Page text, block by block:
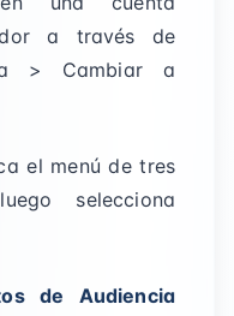
a través de
> Cambiar a
el menú de tres
selecciona
de Audiencia